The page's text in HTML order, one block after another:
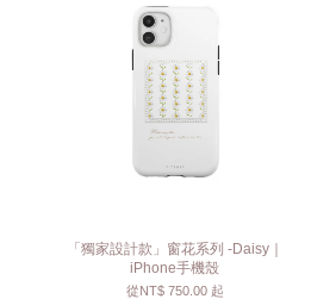
「獨家設計款」窗花系列 -Daisy｜
iPhone手機殼
從NT$ 750.00 起